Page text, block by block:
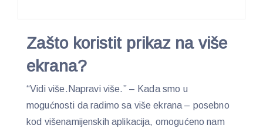
Zašto koristit prikaz na više
ekrana?
“Vidi više.Napravi više.” – Kada smo u
mogućnosti da radimo sa više ekrana – posebno
kod višenamijenskih aplikacija, omogućeno nam